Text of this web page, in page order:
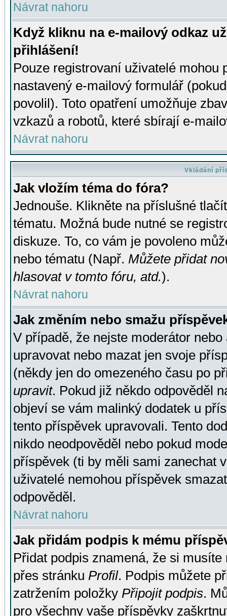
Návrat nahoru
Když kliknu na e-mailový odkaz
přihlášení!
Pouze registrovaní uživatelé mohou
nastavený e-mailový formulář
povolil). Toto opatření umožňuje
vzkazů a robotů, které sbírají e-
Návrat nahoru
Vkládání
Jak vložím téma do fóra?
Jednouše. Klikněte na příslušné
tématu. Možná bude nutné se
diskuze. To, co vám je povoleno
nebo tématu (Např. Můžete přidat
hlasovat v tomto fóru, atd.).
Návrat nahoru
Jak změním nebo smažu
V případě, že nejste moderátor
upravovat nebo mazat jen svoje
(někdy jen do omezeného času po
upravit. Pokud již někdo odpověděl
objeví se vám malinký dodatek u
tento příspěvek upravovali. Tento
nikdo neodpověděl nebo pokud
příspěvek (ti by měli sami zanechat
uživatelé nemohou příspěvek
odpověděl.
Návrat nahoru
Jak přidám podpis k mému
Přidat podpis znamená, že si
přes stránku Profil. Podpis můžete
zatržením položky Připojit podpis.
pro všechny vaše příspěvky